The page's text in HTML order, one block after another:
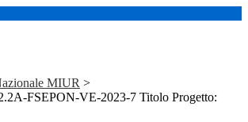
MIUR >
FSEPON-VE-2023-7 Titolo Progetto: